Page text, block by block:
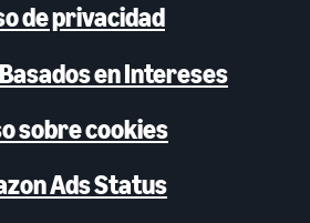
de privacidad
en Intereses
sobre cookies
Ads Status